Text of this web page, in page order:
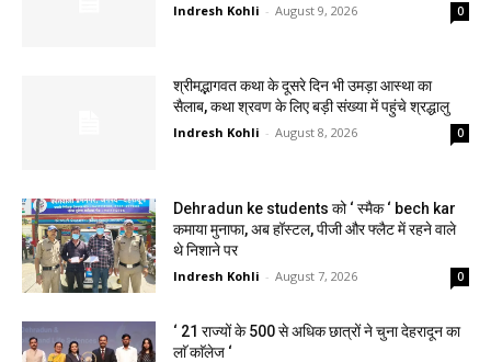
Indresh Kohli - August 9, 2026 0
श्रीमद्भागवत कथा के दूसरे दिन भी उमड़ा आस्था का
सैलाब, कथा श्रवण के लिए बड़ी संख्या में पहुंचे श्रद्धालु
Indresh Kohli - August 8, 2026 0
Dehradun ke students को ‘ स्मैक ‘ bech kar
कमाया मुनाफा, अब हॉस्टल, पीजी और फ्लैट में रहने वाले
थे निशाने पर
Indresh Kohli - August 7, 2026 0
‘ 21 राज्यों के 500 से अधिक छात्रों ने चुना देहरादून का
लाॅ काॅलेज ‘